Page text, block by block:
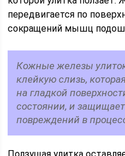
передвигается по
сокращений мышц
Кожные железы
клейкуюслизь,
на гладкой
состоянии, и
повреждений в